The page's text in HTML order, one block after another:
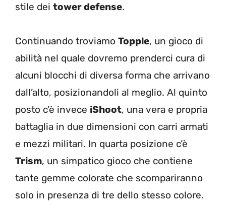
stile dei tower defense.
Continuando troviamo Topple, un gioco di
abilità nel quale dovremo prenderci cura di
alcuni blocchi di diversa forma che arrivano
dall’alto, posizionandoli al meglio. Al quinto
posto c’è invece iShoot, una vera e propria
battaglia in due dimensioni con carri armati
e mezzi militari. In quarta posizione c’è
Trism, un simpatico gioco che contiene
tante gemme colorate che scompariranno
solo in presenza di tre dello stesso colore.